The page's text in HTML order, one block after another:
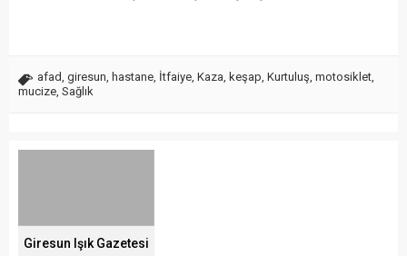
afad giresun hastane İtfaiye Kaza keşap Kurtuluş motosiklet
mucize Sağlık
Giresun Işık Gazetesi